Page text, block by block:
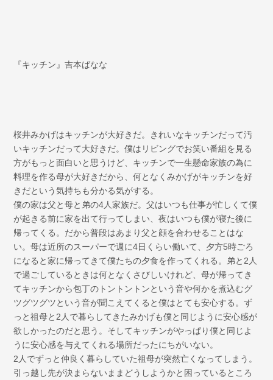
『キッチン』吉本ばなな
桜井みかげはキッチンが大好きだ。きれいなキッチンだって汚
いキッチンだって大好きだ。僕はリビングでお笑い番組を見る
方がもっと面白いと思うけど、キッチンで一生懸命家族の為に
料理を作る母が大好きだから、何となくみかげがキッチンを好
きだという気持ちも分かる気がする。
僕の家は父と母と弟の4人家族だ。父はいつも仕事が忙しくて僕
が起きる前に家を出て行ってしまい、夜はいつも僕が寝た後に
帰ってくる。だから普段はあまり父と顔を合わせることはな
い。母は近所のスーパーで週に4日くらい働いて、夕方5時ごろ
になると家に帰ってきて僕たちの夕食を作ってくれる。弟と2人
で過ごしているときは何となくさびしいけれど、母が帰ってき
てキッチンから包丁のトントントンという音や何かを煮込むグ
ツグツグツという音が聞こえてくると僕はとても安心する。ず
っと祖母と2人で暮らしてきたみかげも僕と同じように安心感が
欲しかったのだと思う。そしてキッチンがやっぱり僕と同じよ
うに安心感を与えてくれる場所だったにちがいない。
2人でずっと仲良く暮らしていた祖母が突然亡くなってしまう。
引っ越し先が決まらないままどうしようかと困っているところ